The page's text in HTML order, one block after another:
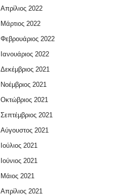
Απρίλιος 2022
Μάρτιος 2022
Φεβρουάριος 2022
Ιανουάριος 2022
Δεκέμβριος 2021
Νοέμβριος 2021
Οκτώβριος 2021
Σεπτέμβριος 2021
Αύγουστος 2021
Ιούλιος 2021
Ιούνιος 2021
Μάιος 2021
Απρίλιος 2021